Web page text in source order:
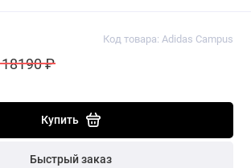
Код товара: Adidas Campus
18190 ₽
Купить
Быстрый заказ